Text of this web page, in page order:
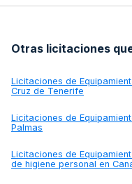
Otras licitaciones
Licitaciones de
Cruz de Tenerife
Licitaciones de
Palmas
Licitaciones de
de higiene personal en